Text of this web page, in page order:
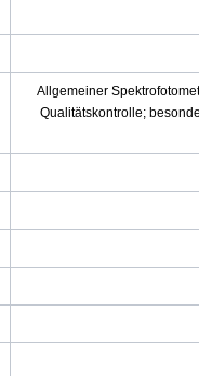
Allgemeiner
Qualitätskontrolle;